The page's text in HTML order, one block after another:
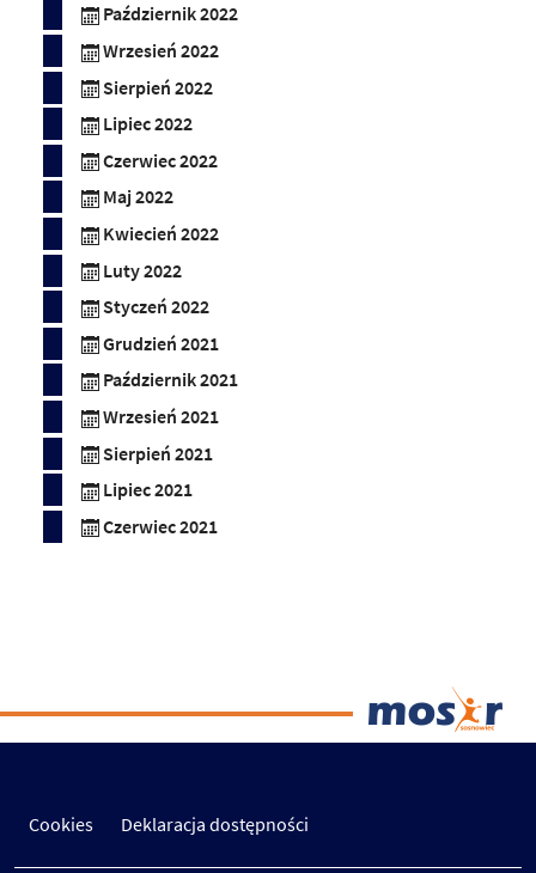
Październik 2022
Wrzesień 2022
Sierpień 2022
Lipiec 2022
Czerwiec 2022
Maj 2022
Kwiecień 2022
Luty 2022
Styczeń 2022
Grudzień 2021
Październik 2021
Wrzesień 2021
Sierpień 2021
Lipiec 2021
Czerwiec 2021
Cookies Deklaracja dostępności